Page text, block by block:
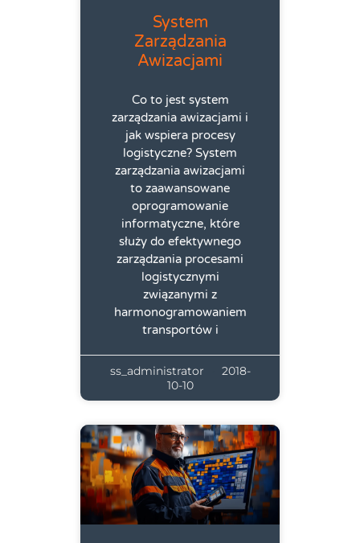
System
Zarządzania
Awizacjami
Co to jest system
zarządzania awizacjami i
jak wspiera procesy
logistyczne? System
zarządzania awizacjami
to zaawansowane
oprogramowanie
informatyczne, które
służy do efektywnego
zarządzania procesami
logistycznymi
związanymi z
harmonogramowaniem
transportów i
ss_administrator
2018-
10-10